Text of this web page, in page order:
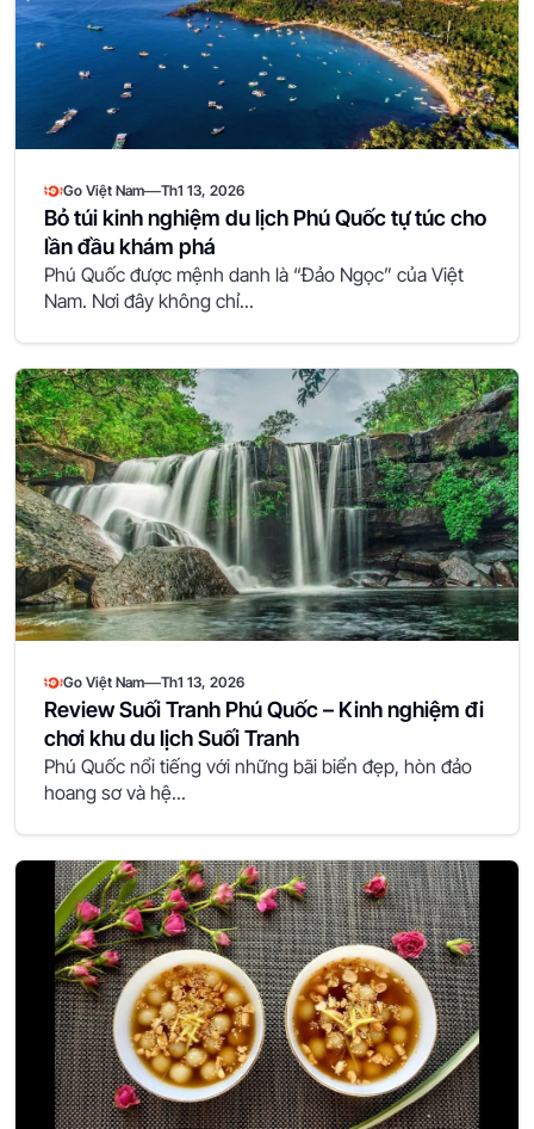
Go Việt Nam—Th1 13, 2026
Bỏ túi kinh nghiệm du lịch Phú Quốc tự túc cho
lần đầu khám phá
Phú Quốc được mệnh danh là “Đảo Ngọc” của Việt
Nam. Nơi đây không chỉ...
Go Việt Nam—Th1 13, 2026
Review Suối Tranh Phú Quốc – Kinh nghiệm đi
chơi khu du lịch Suối Tranh
Phú Quốc nổi tiếng với những bãi biển đẹp, hòn đảo
hoang sơ và hệ...